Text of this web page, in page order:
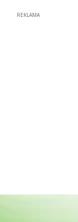
REKLAMA